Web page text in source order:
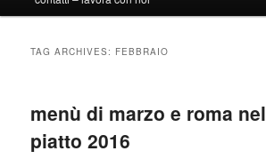
TAG ARCHIVES: FEBBRAIO
menù di marzo e roma nel
piatto 2016